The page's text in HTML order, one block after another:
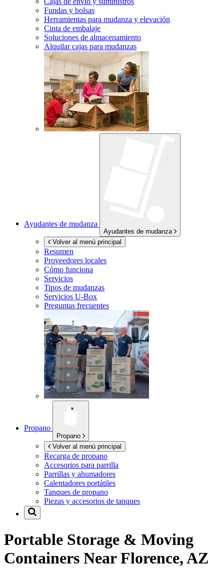
Fundas y bolsas
Herramientas para mudanza y elevación
Cinta de embalaje
Soluciones de almacenamiento
Alquilar cajas para mudanzas
Ayudantes de mudanza
Ayudantes de mudanza
Volver al menú principal
Resumen
Proveedores locales
Cómo funciona
Servicios
Tipos de mudanzas
Servicios U-Box
Preguntas frecuentes
Propano
Propano
Volver al menú principal
Recarga de propano
Accesorios para parrilla
Parrillas y ahumadores
Calentadores portátiles
Tanques de propano
Piezas y accesorios de tanques
Portable Storage & Moving
Containers NearFlorence, AZ